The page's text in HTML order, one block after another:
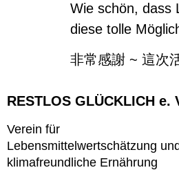
Wie schön, dass
diese tolle
非常感謝 ~ 這次
RESTLOS GLÜCKLICH e.
Verein für
Lebensmittelwertschätzung
klimafreundliche Ernährung